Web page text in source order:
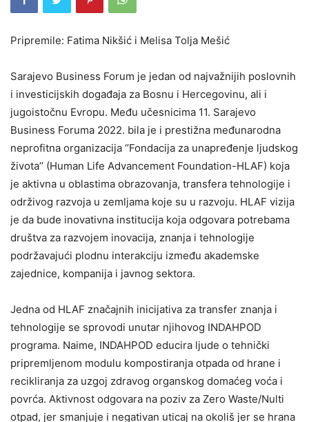
Pripremile: Fatima Nikšić i Melisa Tolja Mešić
Sarajevo Business Forum je jedan od najvažnijih poslovnih
i investicijskih događaja za Bosnu i Hercegovinu, ali i
jugoistočnu Evropu. Među učesnicima 11. Sarajevo
Business Foruma 2022. bila je i prestižna međunarodna
neprofitna organizacija ‘’Fondacija za unapređenje ljudskog
života’’ (Human Life Advancement Foundation-HLAF) koja
je aktivna u oblastima obrazovanja, transfera tehnologije i
održivog razvoja u zemljama koje su u razvoju. HLAF vizija
je da bude inovativna institucija koja odgovara potrebama
društva za razvojem inovacija, znanja i tehnologije
podržavajući plodnu interakciju između akademske
zajednice, kompanija i javnog sektora.
Jedna od HLAF značajnih inicijativa za transfer znanja i
tehnologije se sprovodi unutar njihovog INDAHPOD
programa. Naime, INDAHPOD educira ljude o tehnički
pripremljenom modulu kompostiranja otpada od hrane i
recikliranja za uzgoj zdravog organskog domaćeg voća i
povrća. Aktivnost odgovara na poziv za Zero Waste/Nulti
otpad, jer smanjuje i negativan uticaj na okoliš jer se hrana